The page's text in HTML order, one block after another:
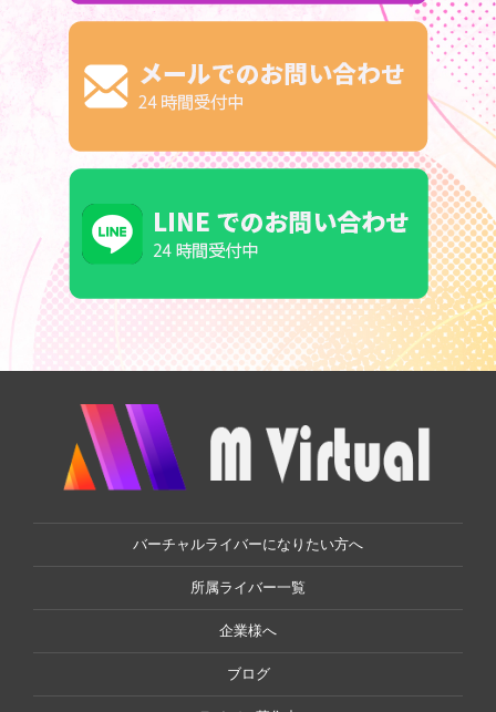
バーチャルライバーになりたい方へ
所属ライバー一覧
企業様へ
ブログ